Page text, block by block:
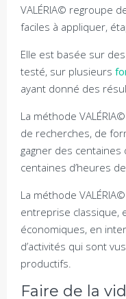
VALÉRIA© regroupe
faciles à appliquer,
Elle est basée sur
testé, sur plusieurs
ayant donné des
La méthode
de recherches, de
gagner des centaines
centaines d’heures
La méthode
entreprise classique,
économiques, en
d’activités qui sont
productifs.
Faire de la